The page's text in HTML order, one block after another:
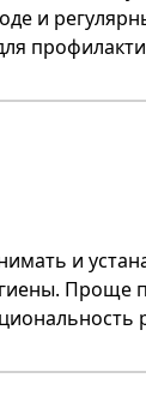
и
и
Проще